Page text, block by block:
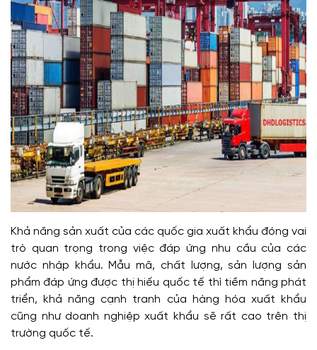
Khả năng sản xuất của các quốc gia xuất khẩu đóng vai
trò quan trọng trong việc đáp ứng nhu cầu của các
nước nhập khẩu. Mẫu mã, chất lượng, sản lượng sản
phẩm đáp ứng được thị hiếu quốc tế thì tiềm năng phát
triển, khả năng cạnh tranh của hàng hóa xuất khẩu
cũng như doanh nghiệp xuất khẩu sẽ rất cao trên thị
trường quốc tế.